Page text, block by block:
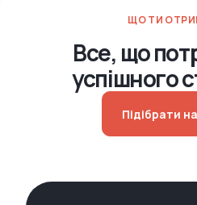
ЩО ТИ
Все, що
успішного
Підібрати